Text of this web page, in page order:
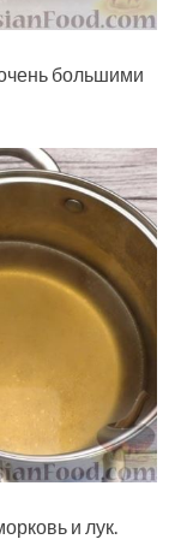
большими
и лук.